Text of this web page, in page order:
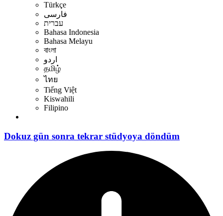
Türkçe
فارسی
עברית
Bahasa Indonesia
Bahasa Melayu
বাংলা
اردو
தமிழ்
ไทย
Tiếng Việt
Kiswahili
Filipino
Dokuz gün sonra tekrar stüdyoya döndüm